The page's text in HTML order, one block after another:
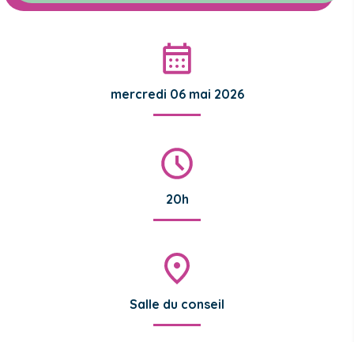
mercredi 06 mai 2026
20h
Salle du conseil